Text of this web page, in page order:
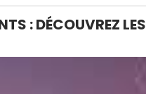
: DÉCOUVREZ LES